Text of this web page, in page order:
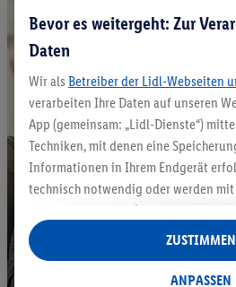
Bevor es weitergeht: Zur
Daten
Wir als Betreiber der Lidl-Webseiten
verarbeiten Ihre Daten auf unseren
App (gemeinsam: „Lidl-Dienste“)
Techniken, mit denen eine
Informationen in Ihrem Endgerät
technisch notwendig oder werden
auch durch Partner (u.a.
Verantwortliche; im Zusammenhang
insgesamt
Statistik-Erstellung oder fürANPASSEN
ZUSTIMMEN